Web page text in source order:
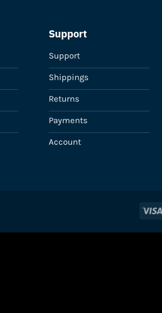
Support
Support
Shippings
Returns
Payments
Account